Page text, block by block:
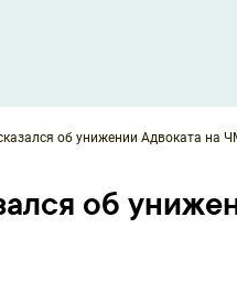
об унижении Адвоката на
об